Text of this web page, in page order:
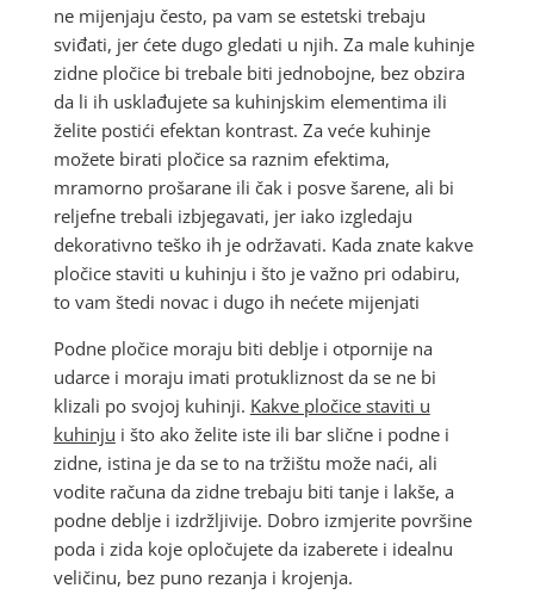
ne mijenjaju često, pa vam se estetski trebaju
sviđati, jer ćete dugo gledati u njih. Za male kuhinje
zidne pločice bi trebale biti jednobojne, bez obzira
da li ih usklađujete sa kuhinjskim elementima ili
želite postići efektan kontrast. Za veće kuhinje
možete birati pločice sa raznim efektima,
mramorno prošarane ili čak i posve šarene, ali bi
reljefne trebali izbjegavati, jer iako izgledaju
dekorativno teško ih je održavati. Kada znate kakve
pločice staviti u kuhinju i što je važno pri odabiru,
to vam štedi novac i dugo ih nećete mijenjati
Podne pločice moraju biti deblje i otpornije na
udarce i moraju imati protukliznost da se ne bi
klizali po svojoj kuhinji. Kakve pločice staviti u
kuhinju i što ako želite iste ili bar slične i podne i
zidne, istina je da se to na tržištu može naći, ali
vodite računa da zidne trebaju biti tanje i lakše, a
podne deblje i izdržljivije. Dobro izmjerite površine
poda i zida koje opločujete da izaberete i idealnu
veličinu, bez puno rezanja i krojenja.